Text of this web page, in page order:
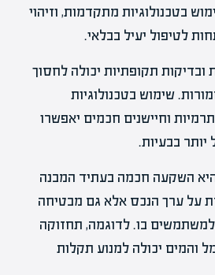
בטכנולוגיות מתקדמות, וזיהוי
לטיפול יעיל בבלאי.
תקופתיות יכולה לחסוך
שימוש בטכנולוגיות
וחיישנים חכמים יאפשרו
יותר בבעיות.
היא השקעה חכמה בעתיד המבנה
על ערך הנכס אלא גם מבטיחה
ולמשתמשים בו. לדוגמה, תחזוקה
והמים יכולה למנוע תקלות